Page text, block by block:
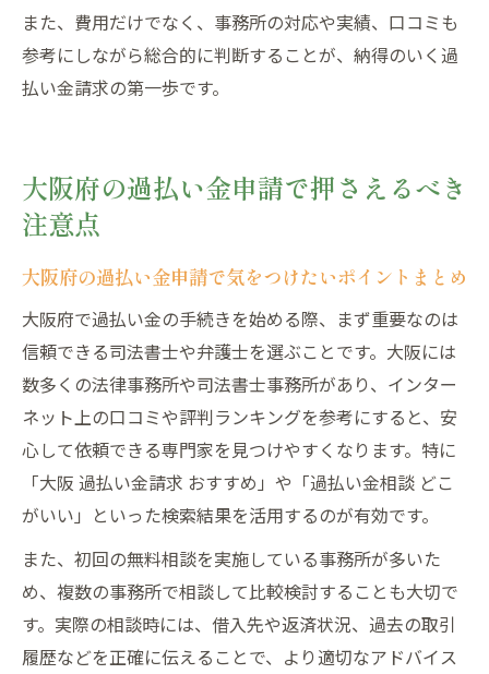
また、費用だけでなく、事務所の対応や実績、口コミも
参考にしながら総合的に判断することが、納得のいく過
払い金請求の第一歩です。
大阪府の過払い金申請で押さえるべき
注意点
大阪府の過払い金申請で気をつけたいポイントまとめ
大阪府で過払い金の手続きを始める際、まず重要なのは
信頼できる司法書士や弁護士を選ぶことです。大阪には
数多くの法律事務所や司法書士事務所があり、インター
ネット上の口コミや評判ランキングを参考にすると、安
心して依頼できる専門家を見つけやすくなります。特に
「大阪 過払い金請求 おすすめ」や「過払い金相談 どこ
がいい」といった検索結果を活用するのが有効です。
また、初回の無料相談を実施している事務所が多いた
め、複数の事務所で相談して比較検討することも大切で
す。実際の相談時には、借入先や返済状況、過去の取引
履歴などを正確に伝えることで、より適切なアドバイス